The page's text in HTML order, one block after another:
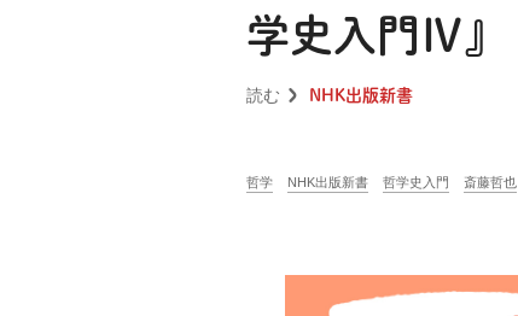
学史入門Ⅳ』
読む NHK出版新書
哲学 NHK出版新書 哲学史入門 斎藤哲也